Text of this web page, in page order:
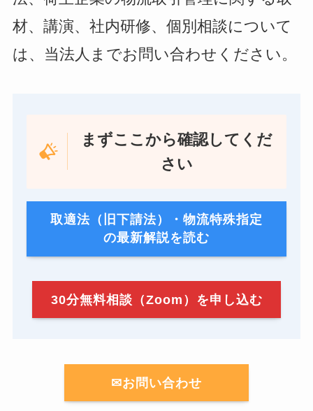
材、講演、社内研修、個別相談について
は、当法人までお問い合わせください。
まずここから確認してくだ
さい
取適法（旧下請法）・物流特殊指定
の最新解説を読む
30分無料相談（Zoom）を申し込む
✉お問い合わせ